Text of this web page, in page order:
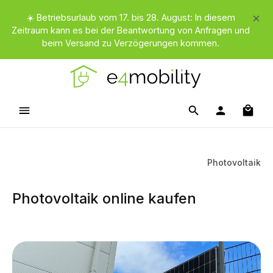
Zum Hauptinhalt springen
☀️ Betriebsurlaub vom 17. bis 28. August: In diesem
Zeitraum kann es bei der Beantwortung von Anfragen und
beim Versand zu Verzögerungen kommen.
Photovoltaik
Photovoltaik online kaufen
Kategoriegalerie überspringen